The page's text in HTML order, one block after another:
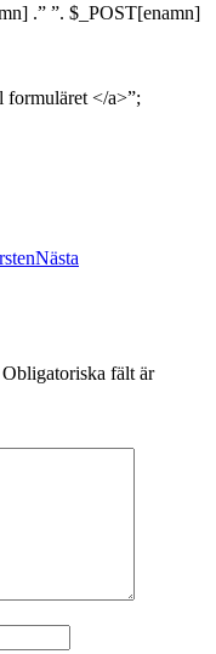
.” ”. $_POST[enamn]
formuläret </a>”;
Nästa
Obligatoriska fält är